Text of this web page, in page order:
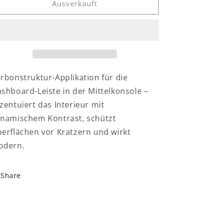
W205
C
W205
Leiste
Ausverkauft
Applikation für die
Leiste in der Mittelkonsole –
das Interieur mit
Kontrast, schützt
vor Kratzern und wirkt
Share